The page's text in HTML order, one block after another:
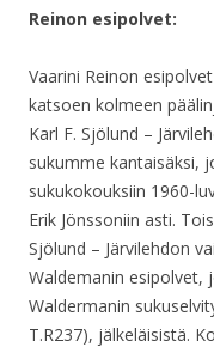
Reinon esipolvet:
Vaarini Reinon
katsoen kolmeen
Karl F. Sjölund –
sukumme kantaisäksi,
sukukokouksiin 1960-
Erik Jönssoniin asti.
Sjölund – Järvilehdon
Waldemanin esipolvet,
Waldermanin
T.R237), jälkeläisistä.